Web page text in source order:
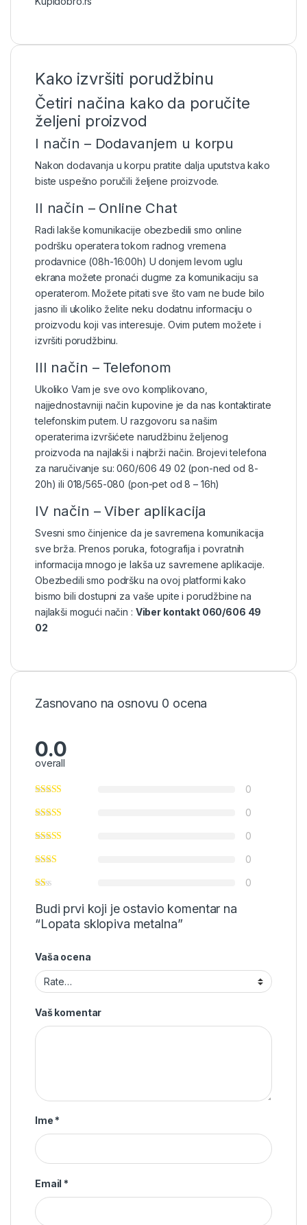
Kako izvršiti porudžbinu
Četiri načina kako da poručite
željeni proizvod
I način – Dodavanjem u korpu
Nakon dodavanja u korpu pratite dalja uputstva kako
biste uspešno poručili željene proizvode.
II način – Online Chat
Radi lakše komunikacije obezbedili smo online
podršku operatera tokom radnog vremena
prodavnice (08h-16:00h) U donjem levom uglu
ekrana možete pronaći dugme za komunikaciju sa
operaterom. Možete pitati sve što vam ne bude bilo
jasno ili ukoliko želite neku dodatnu informaciju o
proizvodu koji vas interesuje. Ovim putem možete i
izvršiti porudžbinu.
III način – Telefonom
Ukoliko Vam je sve ovo komplikovano,
najjednostavniji način kupovine je da nas kontaktirate
telefonskim putem. U razgovoru sa našim
operaterima izvršićete narudžbinu željenog
proizvoda na najlakši i najbrži način. Brojevi telefona
za naručivanje su: 060/606 49 02 (pon-ned od 8-
20h) ili 018/565-080 (pon-pet od 8 – 16h)
IV način – Viber aplikacija
Svesni smo činjenice da je savremena komunikacija
sve brža. Prenos poruka, fotografija i povratnih
informacija mnogo je lakša uz savremene aplikacije.
Obezbedili smo podršku na ovoj platformi kako
bismo bili dostupni za vaše upite i porudžbine na
najlakši mogući način : Viber kontakt 060/606 49
02
Zasnovano na osnovu 0 ocena
0.0
overall
0
0
0
0
0
Budi prvi koji je ostavio komentar na
“Lopata sklopiva metalna”
Vaša ocena
Vaš komentar
Ime *
Email *